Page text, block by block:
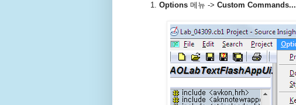
Options 메뉴 -> Custom Commands...